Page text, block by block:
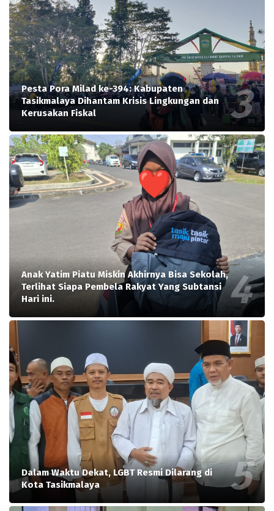
Pesta Pora Milad ke-394: Kabupaten
Tasikmalaya Dihantam Krisis Lingkungan dan
Kerusakan Fiskal
Anak Yatim Piatu Miskin Akhirnya Bisa Sekolah,
Terlihat Siapa Pembela Rakyat Yang Subtansi
Hari ini.
Dalam Waktu Dekat, LGBT Resmi Dilarang di
Kota Tasikmalaya